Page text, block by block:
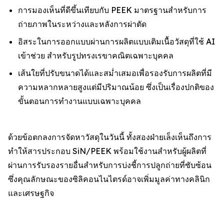
การมองเห็นที่ดีขึ้นเทียบกับ PEEK มาตรฐานสำหรับการ
ถ่ายภาพในระหว่างและหลังการผ่าตัด
อิสระในการออกแบบผ่านการผลิตแบบเติมเนื้อวัสดุที่ใช้ AI
เข้าช่วย สำหรับรูปทรงเรขาคณิตเฉพาะบุคคล
เส้นใยที่ปรับขนาดได้และสม่ำเสมอเพื่อรองรับการผลิตที่มี
ความหลากหลายสูงแต่มีปริมาณน้อย ซึ่งเป็นเรื่องปกติของ
ขั้นตอนการทำงานแบบเฉพาะบุคคล
ด้วยข้อตกลงการจัดหาวัสดุในวันนี้ ทั้งสองฝ่ายเล็งเห็นถึงการ
ทำให้สารประกอบ SiN/PEEK พร้อมใช้งานสำหรับผู้ผลิตที่
ผ่านการรับรองรายอื่นสำหรับการบ่งชี้การปลูกถ่ายที่ซับซ้อน
ซึ่งคุณลักษณะของซิลิคอนไนไตรด์อาจเพิ่มมูลค่าทางคลินิก
และเศรษฐกิจ